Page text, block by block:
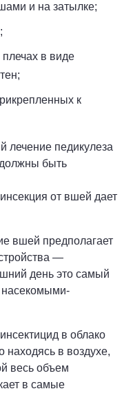
и на затылке;
в виде
к
лечение педикулеза
быть
от вшей дает
вшей предполагает
—
день это самый
в облако
находясь в воздухе,
весь объем
в самые